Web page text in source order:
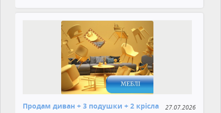
Продам диван + 3 подушки + 2 крісла 27.07.2026